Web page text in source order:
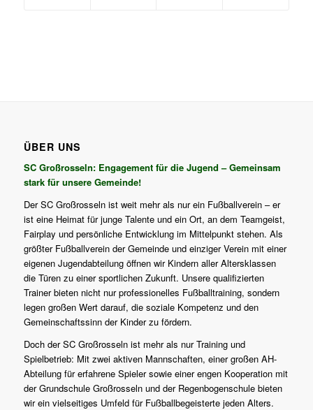
ÜBER UNS
SC Großrosseln: Engagement für die Jugend – Gemeinsam
stark für unsere Gemeinde!
Der SC Großrosseln ist weit mehr als nur ein Fußballverein – er
ist eine Heimat für junge Talente und ein Ort, an dem Teamgeist,
Fairplay und persönliche Entwicklung im Mittelpunkt stehen. Als
größter Fußballverein der Gemeinde und einziger Verein mit einer
eigenen Jugendabteilung öffnen wir Kindern aller Altersklassen
die Türen zu einer sportlichen Zukunft. Unsere qualifizierten
Trainer bieten nicht nur professionelles Fußballtraining, sondern
legen großen Wert darauf, die soziale Kompetenz und den
Gemeinschaftssinn der Kinder zu fördern.
Doch der SC Großrosseln ist mehr als nur Training und
Spielbetrieb: Mit zwei aktiven Mannschaften, einer großen AH-
Abteilung für erfahrene Spieler sowie einer engen Kooperation mit
der Grundschule Großrosseln und der Regenbogenschule bieten
wir ein vielseitiges Umfeld für Fußballbegeisterte jeden Alters.